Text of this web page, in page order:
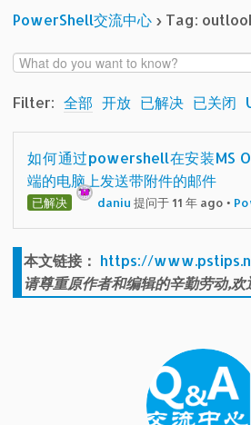
PowerShell交流中心 › Tag:
Filter: 全部 开放 已解决 已关闭
如何通过powershell在安装MS
端的电脑上发送带附件的邮件
已解决 daniu 提问于 11 年 ago •
本文链接： https://
请尊重原作者和编辑的辛勤劳动,